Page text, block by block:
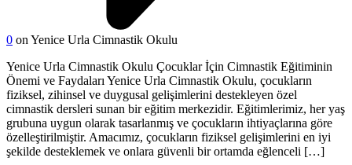
0 on Yenice Urla Cimnastik Okulu
Yenice Urla Cimnastik Okulu Çocuklar İçin Cimnastik Eğitiminin
Önemi ve Faydaları Yenice Urla Cimnastik Okulu, çocukların
fiziksel, zihinsel ve duygusal gelişimlerini destekleyen özel
cimnastik dersleri sunan bir eğitim merkezidir. Eğitimlerimiz, her yaş
grubuna uygun olarak tasarlanmış ve çocukların ihtiyaçlarına göre
özelleştirilmiştir. Amacımız, çocukların fiziksel gelişimlerini en iyi
şekilde desteklemek ve onlara güvenli bir ortamda eğlenceli […]